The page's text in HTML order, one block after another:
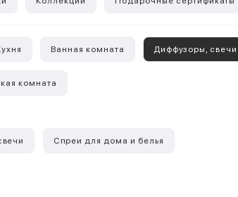
Ванная комната Диффузоры,
комната
Спреи для дома и белья